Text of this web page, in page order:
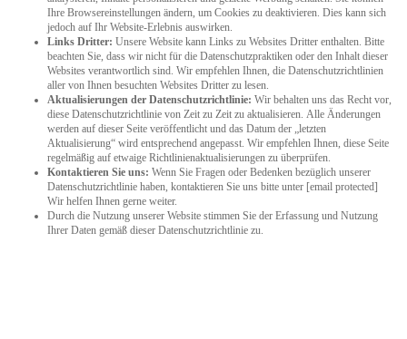
Ihre Browsereinstellungen ändern, um Cookies zu deaktivieren. Dies kann sich
jedoch auf Ihr Website-Erlebnis auswirken.
Links Dritter: Unsere Website kann Links zu Websites Dritter enthalten. Bitte
beachten Sie, dass wir nicht für die Datenschutzpraktiken oder den Inhalt dieser
Websites verantwortlich sind. Wir empfehlen Ihnen, die Datenschutzrichtlinien
aller von Ihnen besuchten Websites Dritter zu lesen.
Aktualisierungen der Datenschutzrichtlinie: Wir behalten uns das Recht vor,
diese Datenschutzrichtlinie von Zeit zu Zeit zu aktualisieren. Alle Änderungen
werden auf dieser Seite veröffentlicht und das Datum der „letzten
Aktualisierung“ wird entsprechend angepasst. Wir empfehlen Ihnen, diese Seite
regelmäßig auf etwaige Richtlinienaktualisierungen zu überprüfen.
Kontaktieren Sie uns: Wenn Sie Fragen oder Bedenken bezüglich unserer
Datenschutzrichtlinie haben, kontaktieren Sie uns bitte unter [email protected]
Wir helfen Ihnen gerne weiter.
Durch die Nutzung unserer Website stimmen Sie der Erfassung und Nutzung
Ihrer Daten gemäß dieser Datenschutzrichtlinie zu.